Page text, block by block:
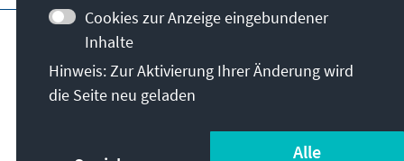
Impressum
Datenschutz
Nutzungsbedingungen
Erklärung zur Barrierefreiheit
Barriere melden
Istanbul Security Conference
© Konrad-Adenauer-Stiftung e.V. 2026
Cookies zur Anzeige eingebundener
Inhalte
Hinweis: Zur Aktivierung Ihrer Änderung wird
die Seite neu geladen
Alle